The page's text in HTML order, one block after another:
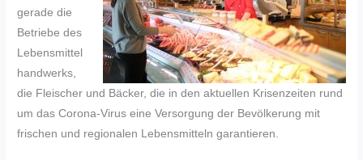
gerade die
Betriebe des
Lebensmittel
handwerks,
die Fleischer und Bäcker, die in den aktuellen Krisenzeiten rund
um das Corona-Virus eine Versorgung der Bevölkerung mit
frischen und regionalen Lebensmitteln garantieren.